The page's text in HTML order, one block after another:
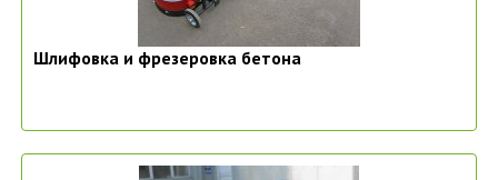
Шлифовка и фрезеровка бетона